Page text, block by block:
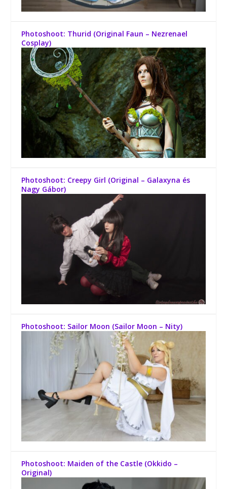
Photoshoot: Thurid (Original Faun – Nezrenael
Cosplay)
Photoshoot: Creepy Girl (Original – Galaxyna és
Nagy Gábor)
Photoshoot: Sailor Moon (Sailor Moon – Nity)
Photoshoot: Maiden of the Castle (Okkido –
Original)